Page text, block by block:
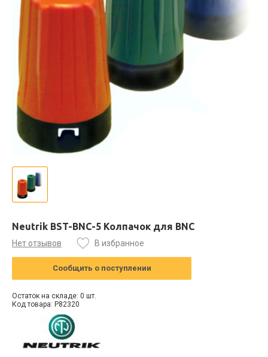
Neutrik BST-BNC-5 Колпачок для BNC
Нет отзывов В избранное
Сообщить о поступлении
Остаток на складе: 0 шт.
Код товара: P82320